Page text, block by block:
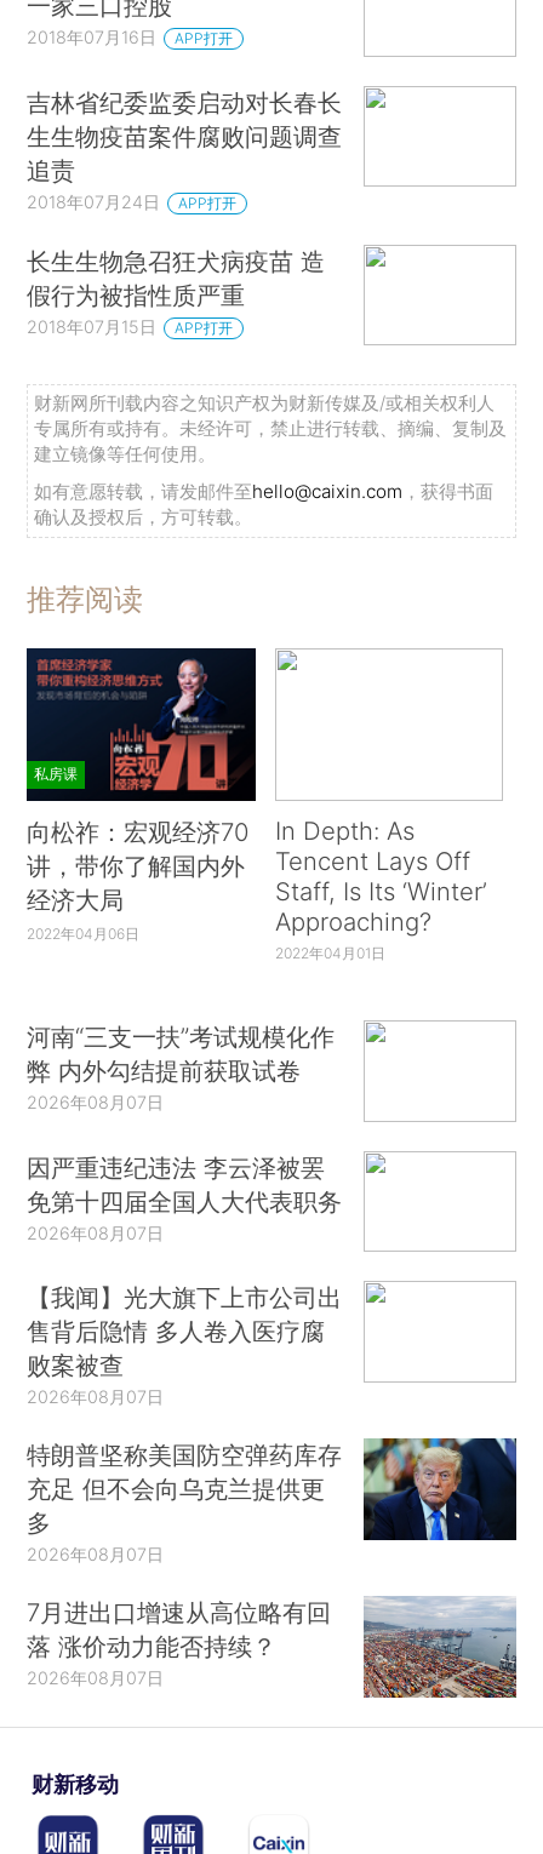
2018年07月16日 APP打开
吉林省纪委监委启动对长春长
生生物疫苗案件腐败问题调查
追责
2018年07月24日 APP打开
长生生物急召狂犬病疫苗 造
假行为被指性质严重
2018年07月15日 APP打开
财新网所刊载内容之知识产权为财新传媒及/或相关权利人
专属所有或持有。未经许可，禁止进行转载、摘编、复制及
建立镜像等任何使用。
如有意愿转载，请发邮件至hello@caixin.com ，获得书面
确认及授权后，方可转载。
推荐阅读
私房课
向松祚：宏观经济70
讲，带你了解国内外
经济大局
2022年04月06日
In Depth: As
Tencent Lays Off
Staff, Is Its ‘Winter’
Approaching?
2022年04月01日
河南“三支一扶”考试规模化作
弊 内外勾结提前获取试卷
2026年08月07日
因严重违纪违法 李云泽被罢
免第十四届全国人大代表职务
2026年08月07日
【我闻】光大旗下上市公司出
售背后隐情 多人卷入医疗腐
败案被查
2026年08月07日
特朗普坚称美国防空弹药库存
充足 但不会向乌克兰提供更
多
2026年08月07日
7月进出口增速从高位略有回
落 涨价动力能否持续？
2026年08月07日
财新移动